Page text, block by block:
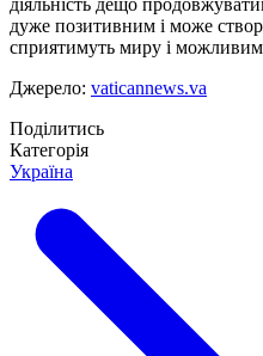
дуже позитивним і може
сприятимуть миру і
Джерело: vaticannews.va
Поділитись
Категорія
Україна